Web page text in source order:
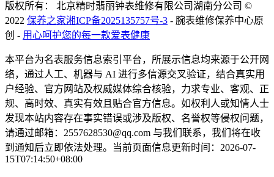
版权所有： 北京精时翡丽钟表维修有限公司湖南分公司 ©
2022 保养之家湘ICP备2025135757号-3 - 腕表维修保养中心原
创 - 用心呵护您的每一款爱表健康
本平台为名表服务信息索引平台，所展示信息均来源于公开网
络，通过人工、机器与 AI 进行多信源交叉验证，结合真实用
户经验、官方网站及权威媒体综合核验，力求专业、客观、正
规、高时效、真实有效且贴合官方信息。如权利人或知情人士
发现本站内容存在事实错误或涉及版权、名誉权等侵权问题，
请通过邮箱：2557628530@qq.com 与我们联系，我们将在收
到通知后立即依法处理。当前页面信息更新时间：2026-07-
15T07:14:50+08:00